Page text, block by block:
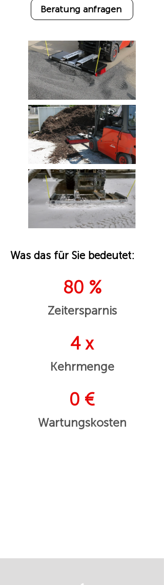
Beratung anfragen
Was das für Sie bedeutet:
80 %
Zeitersparnis
4 x
Kehrmenge
0 €
Wartungskosten